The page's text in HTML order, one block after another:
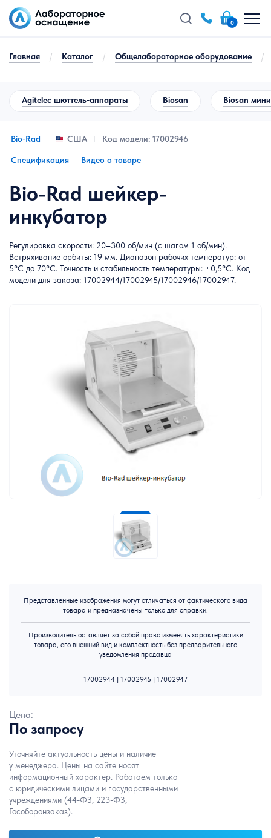
0
Главная / Каталог / Общелабораторное оборудование /
Agitelec шюттель-аппараты Biosan Biosan
Bio-Rad США Код модели: 17002946
Спецификация Видео о товаре
Bio-Rad шейкер-
инкубатор
Регулировка скорости: 20–300 об/мин (с шагом 1 об/мин).
Встряхивание орбиты: 19 мм. Диапазон рабочих температур: от
5°C до 70°C. Точность и стабильность температуры: ±0,5°С. Код
модели для заказа: 17002944/17002945/17002946/17002947.
Представленные изображения могут отличаться от фактического вида
товара и предназначены только для справки.
Производитель оставляет за собой право изменять характеристики
товара, его внешний вид и комплектность без предварительного
уведомления продавца
17002944 | 17002945 | 17002947
Цена:
По запросу
Уточняйте актуальность цены и наличие
у менеджера. Цены на сайте носят
информационный характер. Работаем только
с юридическими лицами и государственными
учреждениями (44-ФЗ, 223-ФЗ,
Гособоронзаказ).